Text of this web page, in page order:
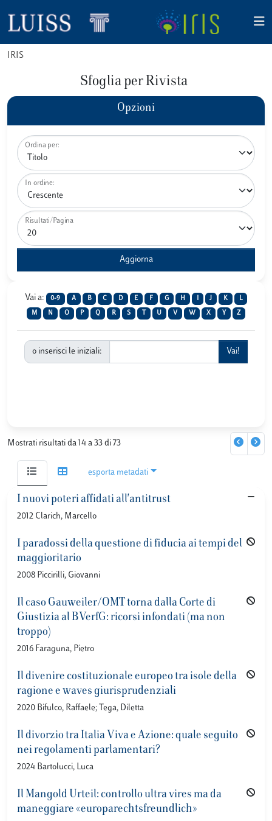
IRIS
Sfoglia per Rivista
Opzioni
Ordina per:
In ordine:
Risultati/Pagina
Vai a: 0-9 A B C D E F G H J K L
M N O P Q R S U V W X Y Z
o inserisci le iniziali:
Mostrati risultati da 14 a 33 di 73
esporta metadati
I nuovi poteri affidati all'antitrust
2012 Clarich, Marcello
I paradossi della questione di fiducia ai tempi del
maggioritario
2008 Piccirilli, Giovanni
Il caso Gauweiler/OMT torna dalla Corte di
Giustizia al BVerfG: ricorsi infondati (ma non
troppo)
2016 Faraguna, Pietro
Il divenire costituzionale europeo tra isole della
ragione e waves giurisprudenziali
2020 Bifulco, Raffaele; Tega, Diletta
Il divorzio tra Italia Viva e Azione: quale seguito
nei regolamenti parlamentari?
2024 Bartolucci, Luca
Il Mangold Urteil: controllo ultra vires ma da
maneggiare «europarechtsfreundlich»